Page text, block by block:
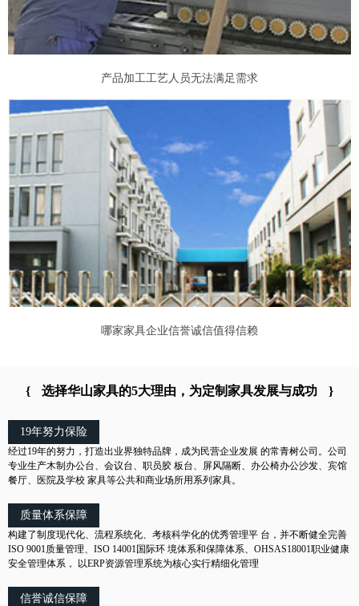
产品加工工艺人员无法满足需求
哪家家具企业信誉诚信值得信赖
{ 选择华山家具的5大理由，为定制家具发展与成功 }
19年努力保险
经过19年的努力，打造出业界独特品牌，成为民营企业发展 的常青树公司。公司
专业生产木制办公台、会议台、职员胶 板台、屏风隔断、办公椅办公沙发、宾馆
餐厅、医院及学校 家具等公共和商业场所用系列家具。
质量体系保障
构建了制度现代化、流程系统化、考核科学化的优秀管理平 台，并不断健全完善
ISO 9001质量管理、ISO 14001国际环 境体系和保障体系、OHSAS18001职业健康
安全管理体系， 以ERP资源管理系统为核心实行精细化管理
信誉诚信保障